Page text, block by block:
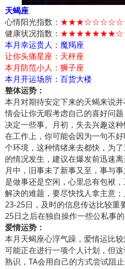
天蝎座
心情阳光指数：
健康状况指数：
本月幸运贵人：魔羯座
让你头痛星座：天秤座
本月防范小人：狮子座
本月开运场所：百货大楼
整体运势：
本月对期待安定下来的天蝎来说
情会让你无暇考虑自己的喜好问
决定一些事。月初，失去兴趣这
在工作上，你可能会因为一句不
个环境，这种情绪来去都快，为
的情况发生，建议在爆发前迅速
月中，旧事未了新事又至，事与
是做事还是空闲，心里总有包袱
解决的难题，要尽快找人拿主意
23-25日，及时的信息传达比较重
25日之后在独自操作一些公私事的
爱情运势：
本月天蝎座心浮气躁，爱情运比
可能正在进行一项个人计划，但
熟识，TA会用自己的方式尝试阻